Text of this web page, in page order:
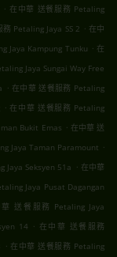
. 在中華 送餐服務 Petaling
務 Petaling Jaya SS 2 . 在中
Jaya Kampung Tunku . 在
Jaya Sungai Way Free
. 在中華 送餐服務 Petaling
. 在中華 送餐服務 Petaling
Bukit Emas . 在中華 送
Jaya Taman Paramount .
Jaya Seksyen 51a . 在中華
Jaya Pusat Dagangan
華 送餐服務 Petaling Jaya
14 . 在中華 送餐服務
. 在中華 送餐服務 Petaling